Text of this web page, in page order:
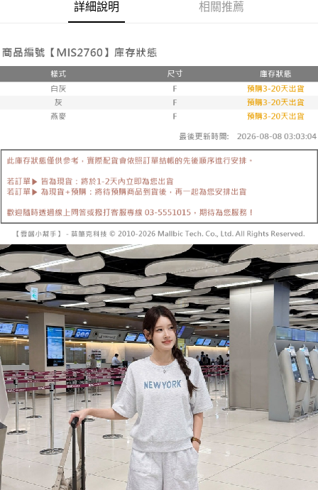
離島郵局配送
每筆NT$90，滿NT$999(含以上)免運費
【宇迅國際】限一般住址，不支援智能櫃 查看運費
詳細說明 相關推薦